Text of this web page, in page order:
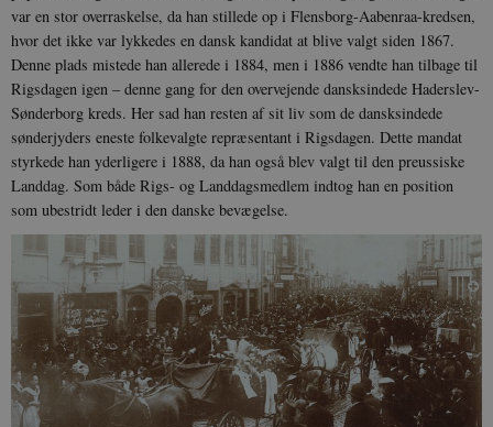
var en stor overraskelse, da han stillede op i Flensborg-Aabenraa-kredsen,
hvor det ikke var lykkedes en dansk kandidat at blive valgt siden 1867.
Denne plads mistede han allerede i 1884, men i 1886 vendte han tilbage til
Rigsdagen igen – denne gang for den overvejende dansksindede Haderslev-
Sønderborg kreds. Her sad han resten af sit liv som de dansksindede
sønderjyders eneste folkevalgte repræsentant i Rigsdagen. Dette mandat
styrkede han yderligere i 1888, da han også blev valgt til den preussiske
Landdag. Som både Rigs- og Landdagsmedlem indtog han en position
som ubestridt leder i den danske bevægelse.